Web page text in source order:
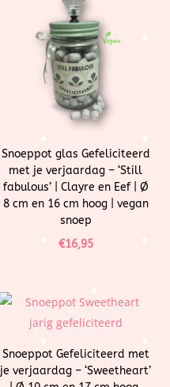
Snoeppot glas Gefeliciteerd
met je verjaardag – ‘Still
fabulous’ | Clayre en Eef | Ø
8 cm en 16 cm hoog | vegan
snoep
€16,95
Snoeppot Gefeliciteerd met
je verjaardag – ‘Sweetheart’